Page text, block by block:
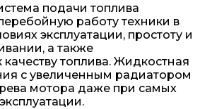
подачи топлива
работу техники в
эксплуатации, простоту и
а также
качеству топлива. Жидкостная
с увеличенным радиатором
мотора даже при самых